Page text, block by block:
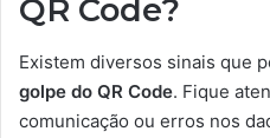
QR Code?
Existem diversos sinais que
golpe do QR Code. Fique
comunicação ou erros nos